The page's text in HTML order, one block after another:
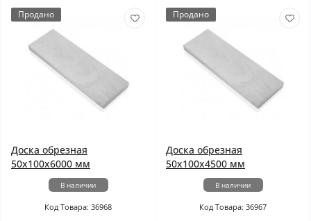
Продано
Доска обрезная
50x100x6000 мм
В наличии
Код Товара: 36968
Продано
Доска обрезная
50x100x4500 мм
В наличии
Код Товара: 36967